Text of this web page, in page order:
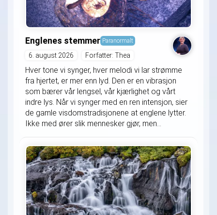
Englenes stemmer Paranormalt
6. august 2026 Forfatter: Thea
Hver tone vi synger, hver melodi vi lar strømme
fra hjertet, er mer enn lyd. Den er en vibrasjon
som bærer vår lengsel, vår kjærlighet og vårt
indre lys. Når vi synger med en ren intensjon, sier
de gamle visdomstradisjonene at englene lytter.
Ikke med ører slik mennesker gjør, men...